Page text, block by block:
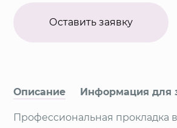
Оставить заявку
Описание Информация для
Профессиональная прокладка